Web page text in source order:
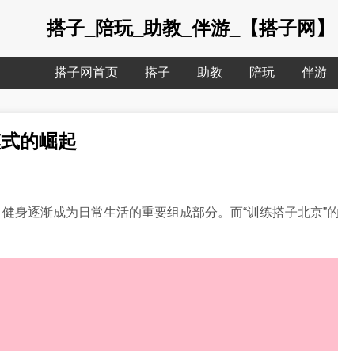
搭子_陪玩_助教_伴游_【搭子网】
搭子网首页 搭子 助教 陪玩 伴游
的崛起
身逐渐成为日常生活的重要组成部分。而“训练搭子北京